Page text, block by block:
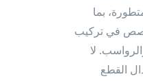
بما
في تركيب
لا
القطع